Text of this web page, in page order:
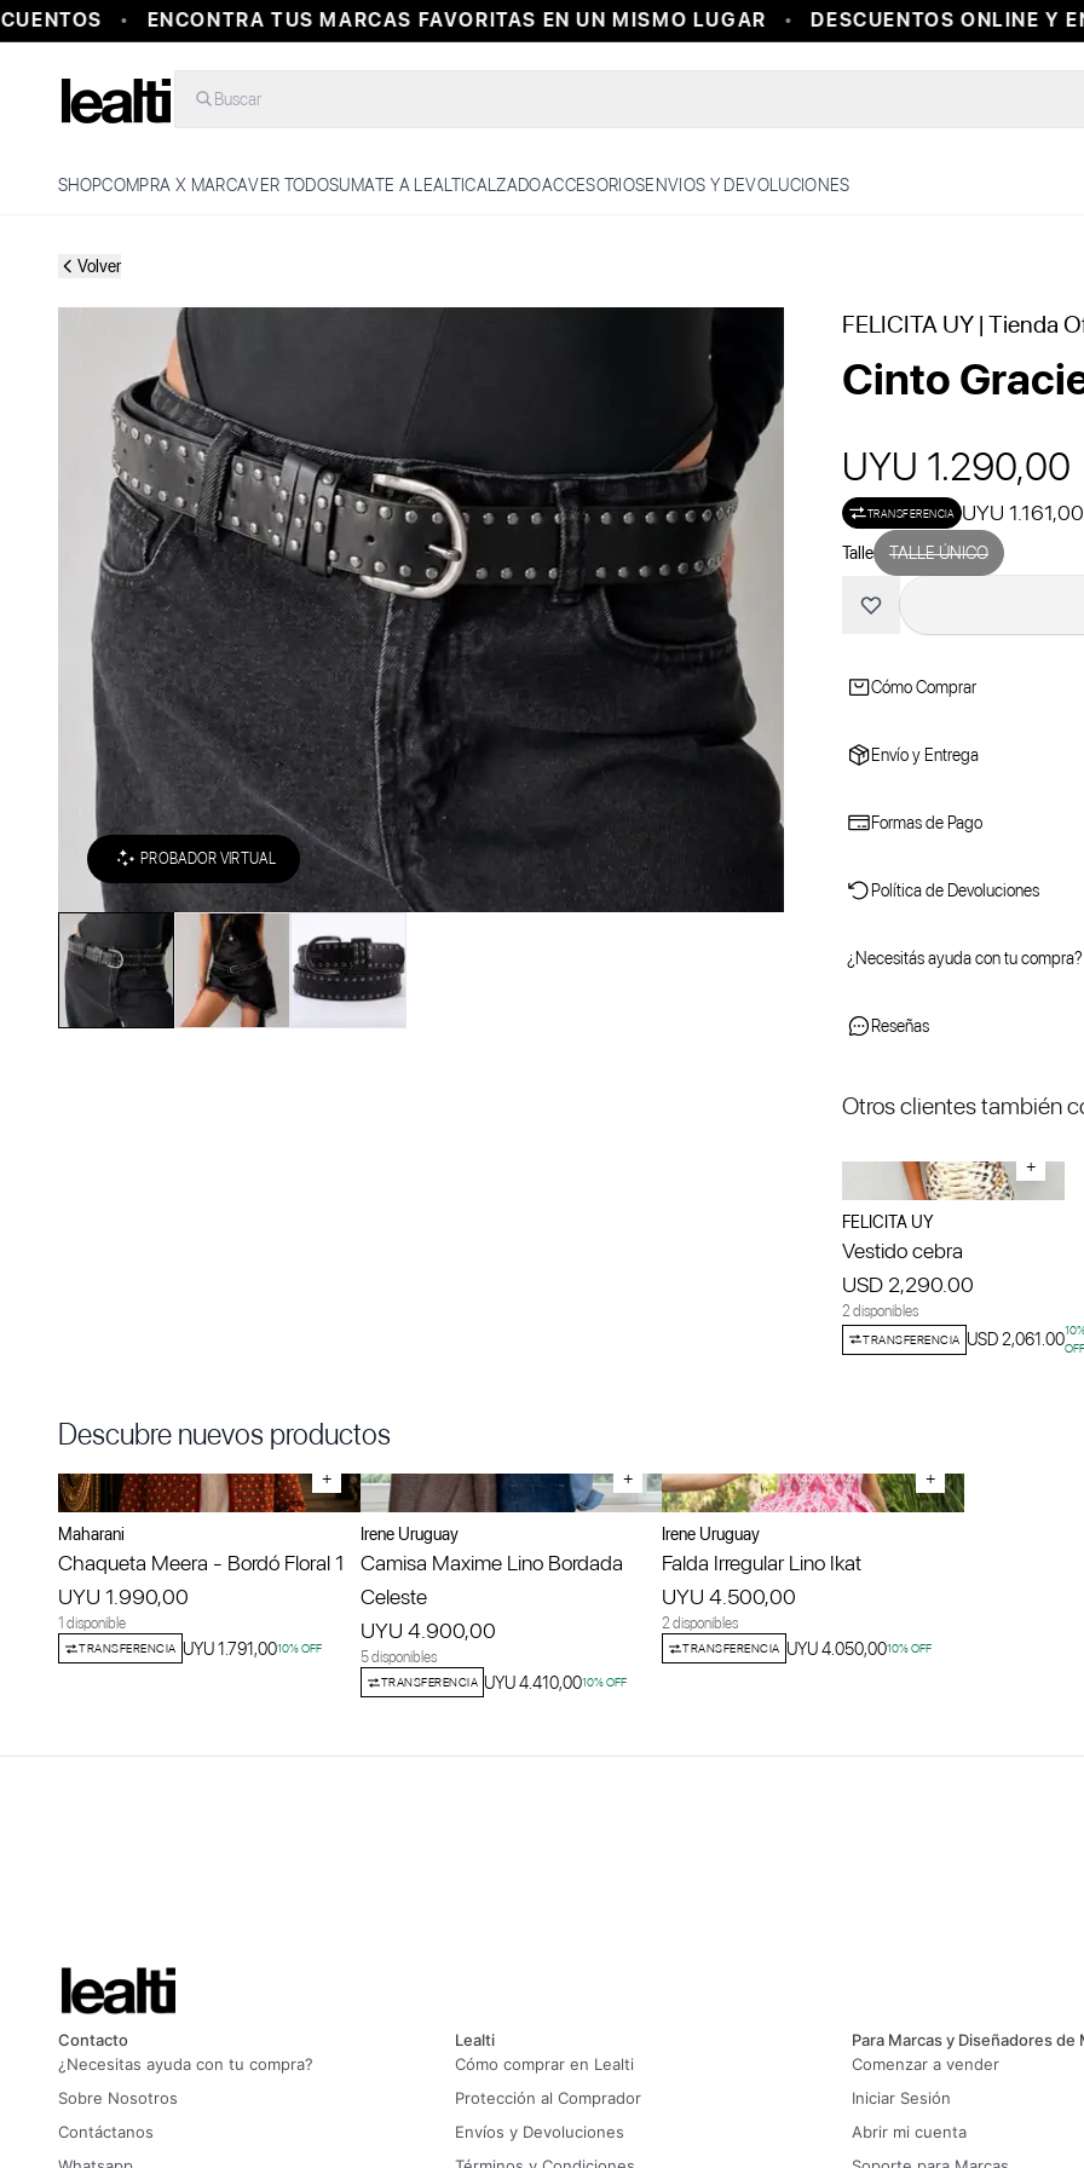
ENCONTRA TUS MARCAS FAVORITAS EN UN MISMO LUGAR DESCUENTOS ONLINE Y EN
Buscar
SHOPCOMPRA X MARCAVER TODOSUMATE A LEALTICALZADOACCESORIOSENVIOS Y DEVOLUCIONES
Volver
PROBADOR VIRTUAL
FELICITA UY | Tienda
Cinto
UYU 1.290,00
TRANSFERENCIA UYU 1.161,00
Talle TALLE ÚNICO
Cómo Comprar
Envío y Entrega
Formas de Pago
Política de Devoluciones
¿Necesitás ayuda con tu compra?
Reseñas
Otros clientes también
+
FELICITA UY
Vestido cebra
USD 2,290.00
2 disponibles
TRANSFERENCIA USD 2,061.0010
OFF
Descubre nuevos productos
+
Maharani
Chaqueta Meera - Bordó Floral 1
UYU 1.990,00
1 disponible
TRANSFERENCIA UYU 1.791,0010% OFF
+
Irene Uruguay
Camisa Maxime Lino Bordada
Celeste
UYU 4.900,00
5 disponibles
TRANSFERENCIA UYU 4.410,0010% OFF
+
Irene Uruguay
Falda Irregular Lino Ikat
UYU 4.500,00
2 disponibles
TRANSFERENCIA UYU 4.050,0010% OFF
Contacto
¿Necesitas ayuda con tu compra?
Sobre Nosotros
Contáctanos
Lealti
Cómo comprar en Lealti
Protección al Comprador
Envíos y Devoluciones
Para Marcas y Diseñadores de
Comenzar a vender
Iniciar Sesión
Abrir mi cuenta